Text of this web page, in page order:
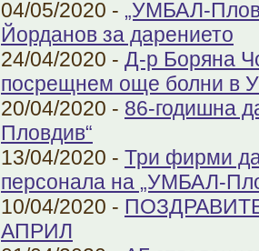
04/05/2020 - „УМБАЛ-
Йорданов за дарението
24/04/2020 - Д-р Боряна
посрещнем още болни в
20/04/2020 - 86-годишна
Пловдив“
13/04/2020 - Три фирми
персонала на „УМБАЛ-
10/04/2020 -
АПРИЛ